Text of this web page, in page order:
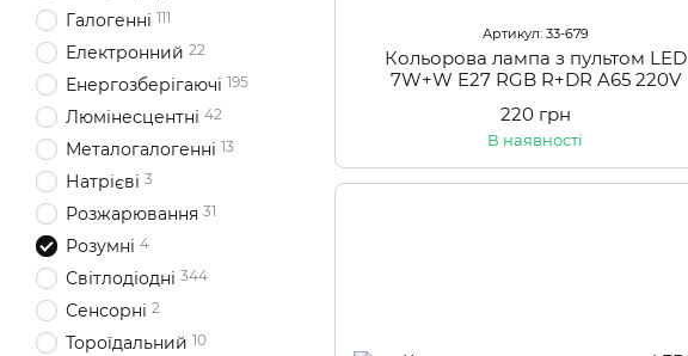
Артикул: 33-679
Кольорова лампа з пультом LED
7W+W E27 RGB R+DR A65 220V
220 грн
В наявності
Галогенні 111
Електронний 22
Енергозберігаючі 195
Люмінесцентні 42
Металогалогенні 13
Натрієві 3
Розжарювання 31
Розумні 4
Світлодіодні 344
Сенсорні 2
Тороїдальний 10